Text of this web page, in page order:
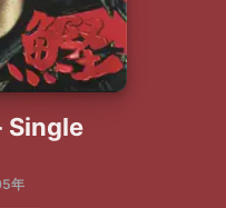
Single
年